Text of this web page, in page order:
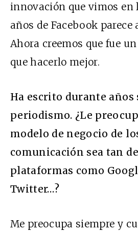
innovación que vimos en
años de Facebook parece
Ahora creemos que fue
que hacerlo mejor.
Ha escrito durante años
periodismo. ¿Le
modelo de negocio de
comunicación sea tan
plataformas como
Twitter…?
Me preocupa siempre y